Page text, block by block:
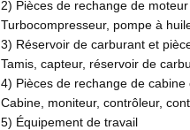
2) Pièces de rechange de moteur
Turbocompresseur, pompe à
3) Réservoir de carburant et
Tamis, capteur, réservoir de
4) Pièces de rechange de cabine
Cabine, moniteur, contrôleur,
5) Équipement de travail